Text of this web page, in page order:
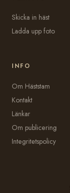
Skicka in häst
Ladda upp foto
INFO
Om Häststam
Kontakt
Länkar
Om publicering
Integritetspolicy